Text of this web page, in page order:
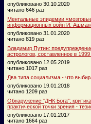
опубликовано 30.10.2020
читано 646 раз
Ментальные эпидемии
информационных войн И.
опубликовано 31.01.2020
читано 819 раз
Владимир Путин:
астрологов, составленное в 1999
опубликовано 12.05.2019
читано 1017 раз
Два типа социализма - что
опубликовано 19.01.2018
читано 1209 раз
Обнаружение "ДНК Бога":
практической точки зрения -
опубликовано 17.01.2017
читано 1664 раз